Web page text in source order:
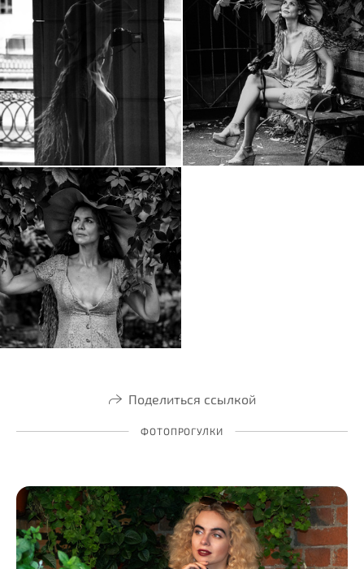
Поделиться ссылкой
ФОТОПРОГУЛКИ